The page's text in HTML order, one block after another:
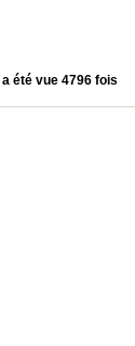
a été vue 4796 fois